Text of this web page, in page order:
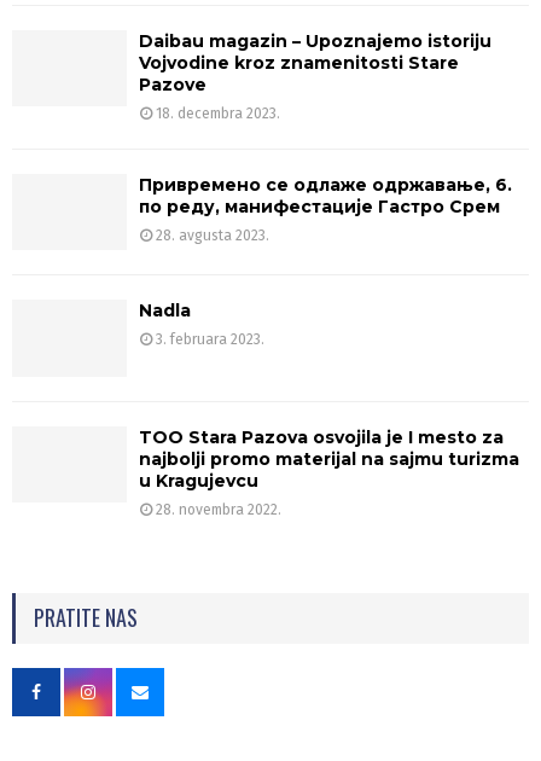
Daibau magazin – Upoznajemo istoriju
Vojvodine kroz znamenitosti Stare
Pazove
18. decembra 2023.
Привремено се одлаже одржавање, 6.
по реду, манифестације Гастро Срем
28. avgusta 2023.
Nadla
3. februara 2023.
TOO Stara Pazova osvojila je I mesto za
najbolji promo materijal na sajmu turizma
u Kragujevcu
28. novembra 2022.
PRATITE NAS